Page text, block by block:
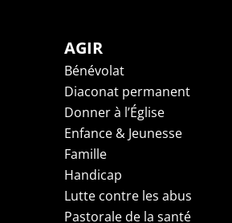
AGIR
Bénévolat
Diaconat permanent
Donner à l’Église
Enfance & Jeunesse
Famille
Handicap
Lutte contre les abus
Pastorale de la santé